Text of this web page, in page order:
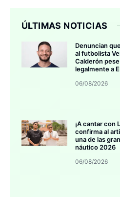
ÚLTIMAS NOTICIAS
Denuncian
al futbolista
Calderón
legalmente a
06/08/2026
¡A cantar con
confirma al
una de las
náutico 2026
06/08/2026